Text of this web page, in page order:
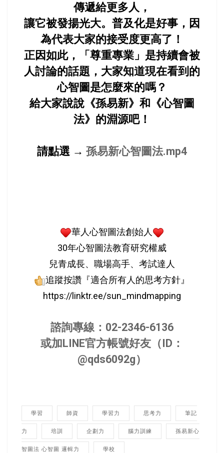
傳遞給更多人，
讓它被發揚光大。普及化是好事，因
為代表大家的接受度更高了！
正因如此，「尊重專業」是持續會被
人討論的話題，大家知道現在看到的
心智圖是怎麼來的嗎？
給大家說說《孫易新》和《心智圖
法》的淵源吧！
請點選 → 孫易新心智圖法.mp4
華人心智圖法創始人
30年心智圖法教育研究權威
兒青成長、職場高手、考試達人
追蹤按讚『適合所有人的思考方針』
https://linktr.ee/sun_mindmapping
諮詢專線：02-2346-6136
或加LINE官方帳號好友（ID：
@qds6092g）
學習 師資 學習力 思考力 筆記
力 培訓 企劃力 腦力訓練 孫易新心
智圖法 心智圖 邏輯力 學校